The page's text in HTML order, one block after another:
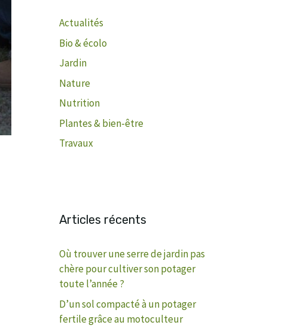
Actualités
Bio & écolo
Jardin
Nature
Nutrition
Plantes & bien-être
Travaux
Articles récents
Où trouver une serre de jardin pas
chère pour cultiver son potager
toute l’année ?
D’un sol compacté à un potager
fertile grâce au motoculteur